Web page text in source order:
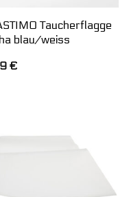
Taucherflagge
blau/weiss
€